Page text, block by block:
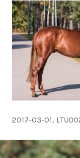
2017-03-01,